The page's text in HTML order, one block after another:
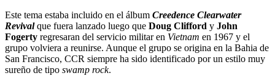
Este tema estaba incluido en el álbum Creedence Clearwater
Revivalque fuera lanzado luego que Doug Clifford y John
Fogerty regresaran del servicio militar en Vietnam en 1967 y el
grupo volviera a reunirse. Aunque el grupo se origina en la Bahia de
San Francisco, CCR siempre ha sido identificado por un estilo muy
sureño de tipo swamp rock.